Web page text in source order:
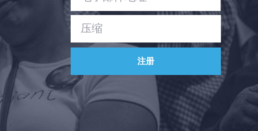
行动
捐赠